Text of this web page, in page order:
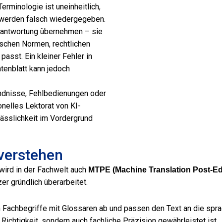
ist uneinheitlich,
falsch wiedergegeben.
übernehmen – sie
Normen, rechtlichen
Ein kleiner Fehler in
kann jedoch
Fehlbedienungen oder
Lektorat von KI-
im Vordergrund
in der Fachwelt auch MTPE (Machine Translation Post-
gründlich überarbeitet.
mit Glossaren ab und passen den Text an die